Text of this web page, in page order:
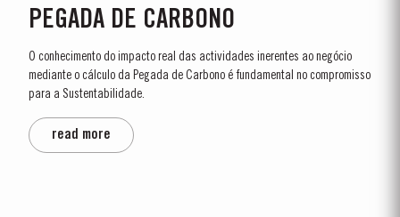
PEGADA DE CARBONO
O conhecimento do impacto real das actividades inerentes ao negócio
mediante o cálculo da Pegada de Carbono é fundamental no compromisso
para a Sustentabilidade.
read more